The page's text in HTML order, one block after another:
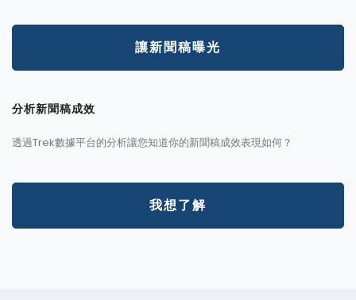
讓新聞稿曝光
分析新聞稿成效
透過Trek數據平台的分析讓您知道你的新聞稿成效表現如何？
我想了解